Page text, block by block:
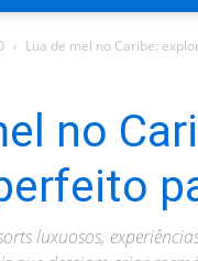
Lua de mel no Caribe:
no
luxuosos,